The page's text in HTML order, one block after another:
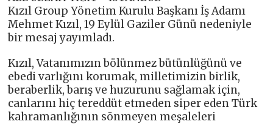
Kızıl Group Yönetim Kurulu Başkanı İş Adamı
Mehmet Kızıl, 19 Eylül Gaziler Günü nedeniyle
bir mesaj yayımladı.
Kızıl, Vatanımızın bölünmez bütünlüğünü ve
ebedi varlığını korumak, milletimizin birlik,
beraberlik, barış ve huzurunu sağlamak için,
canlarını hiç tereddüt etmeden siper eden Türk
kahramanlığının sönmeyen meşaleleri